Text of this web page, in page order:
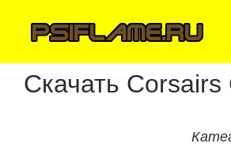
Скачать Corsairs